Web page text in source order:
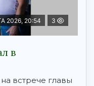
2026, 20:54 3
в
встрече главы